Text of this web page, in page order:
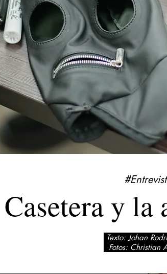
Casetera y la
Texto: Johan
Fotos: Christian